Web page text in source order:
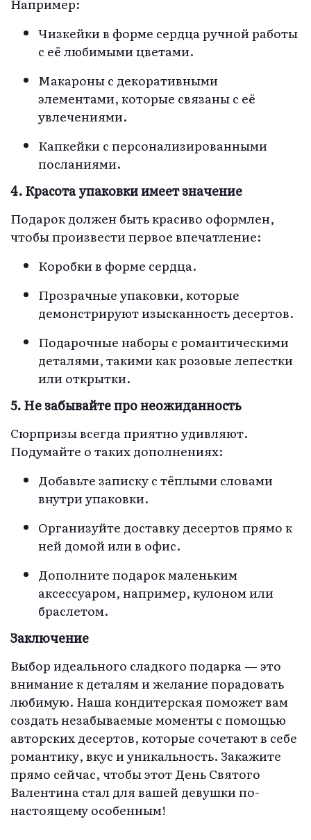
Чизкейки в форме сердца ручной работы
с её любимыми цветами.
Макароны с декоративными
элементами, которые связаны с её
увлечениями.
Капкейки с персонализированными
посланиями.
4. Красота упаковки имеет значение
Подарок должен быть красиво оформлен,
чтобы произвести первое впечатление:
Коробки в форме сердца.
Прозрачные упаковки, которые
демонстрируют изысканность десертов.
Подарочные наборы с романтическими
деталями, такими как розовые лепестки
или открытки.
5. Не забывайте про неожиданность
Сюрпризы всегда приятно удивляют.
Подумайте о таких дополнениях:
Добавьте записку с тёплыми словами
внутри упаковки.
Организуйте доставку десертов прямо к
ней домой или в офис.
Дополните подарок маленьким
аксессуаром, например, кулоном или
браслетом.
Заключение
Выбор идеального сладкого подарка — это
внимание к деталям и желание порадовать
любимую. Наша кондитерская поможет вам
создать незабываемые моменты с помощью
авторских десертов, которые сочетают в себе
романтику, вкус и уникальность. Закажите
прямо сейчас, чтобы этот День Святого
Валентина стал для вашей девушки по-
настоящему особенным!